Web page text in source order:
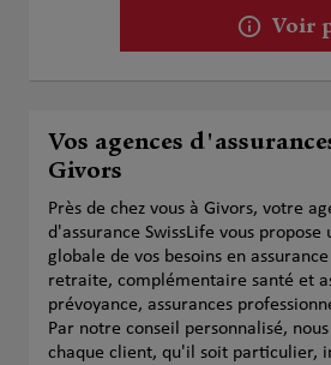
Voir
Vos agences
Givors
Près de chez vous à Givors, votre
d'assurance SwissLife vous propose
globale de vos besoins en
retraite, complémentaire santé et
prévoyance, assurances
Par notre conseil personnalisé,
chaque client, qu'il soit particulier,